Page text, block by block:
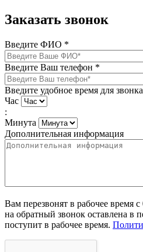
Заказать звонок
Введите ФИО *
Введите Ваш телефон *
Введите удобное время для звонка
Час
:
Минута
Дополнительная информация
Вам перезвонят в рабочее время
на обратный звонок оставлена в
поступит в рабочее время.